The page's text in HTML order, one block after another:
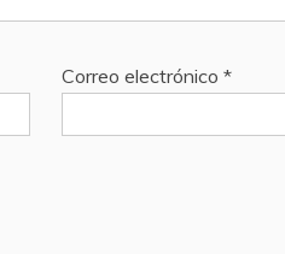
Correo electrónico*